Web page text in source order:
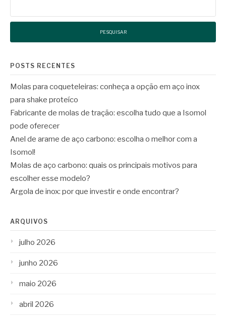
POSTS RECENTES
Molas para coqueteleiras: conheça a opção em aço inox
para shake proteíco
Fabricante de molas de tração: escolha tudo que a Isomol
pode oferecer
Anel de arame de aço carbono: escolha o melhor com a
Isomol!
Molas de aço carbono: quais os principais motivos para
escolher esse modelo?
Argola de inox: por que investir e onde encontrar?
ARQUIVOS
julho 2026
junho 2026
maio 2026
abril 2026